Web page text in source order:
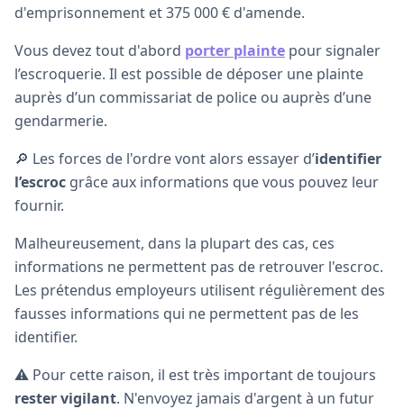
d'emprisonnement et 375 000 € d'amende.
Vous devez tout d'abord porter plainte pour signaler
l’escroquerie. Il est possible de déposer une plainte
auprès d’un commissariat de police ou auprès d’une
gendarmerie.
🔎 Les forces de l'ordre vont alors essayer d’identifier
l’escroc grâce aux informations que vous pouvez leur
fournir.
Malheureusement, dans la plupart des cas, ces
informations ne permettent pas de retrouver l'escroc.
Les prétendus employeurs utilisent régulièrement des
fausses informations qui ne permettent pas de les
identifier.
⚠️ Pour cette raison, il est très important de toujours
rester vigilant. N'envoyez jamais d'argent à un futur